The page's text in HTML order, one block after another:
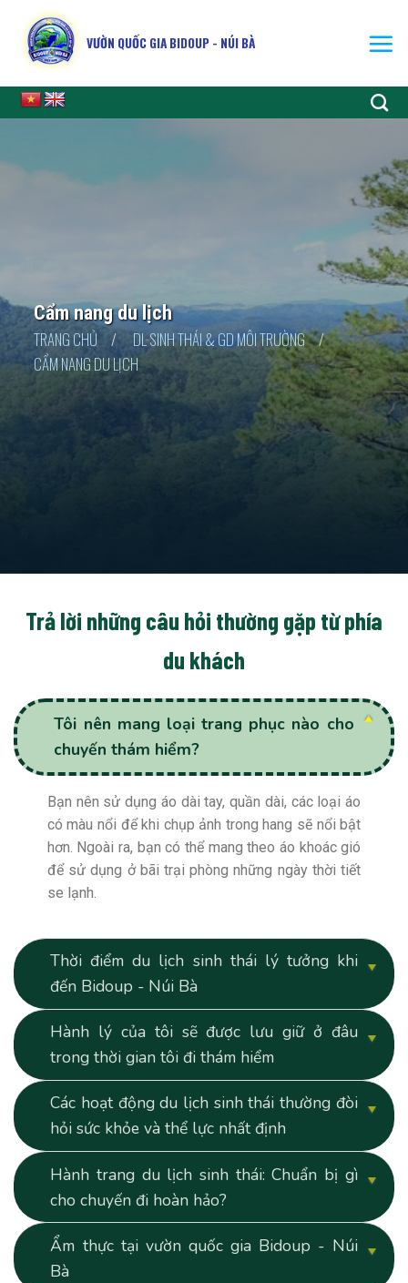
content
VƯỜN QUỐC GIA BIDOUP - NÚI BÀ
Cẩm nang du lịch
TRANG CHỦ
/ DL SINH THÁI & GD MÔI TRƯỜNG /
CẨM NANG DU LỊCH
Trả lời những câu hỏi thường gặp từ phía
du khách
Tôi nên mang loại trang phục nào cho
chuyến thám hiểm?
Bạn nên sử dụng áo dài tay, quần dài, các loại áo
có màu nổi để khi chụp ảnh trong hang sẽ nổi bật
hơn. Ngoài ra, bạn có thể mang theo áo khoác gió
để sử dụng ở bãi trại phòng những ngày thời tiết
se lạnh.
Thời điểm du lịch sinh thái lý tưởng khi
đến Bidoup - Núi Bà
Hành lý của tôi sẽ được lưu giữ ở đâu
trong thời gian tôi đi thám hiểm
Các hoạt động du lịch sinh thái thường đòi
hỏi sức khỏe và thể lực nhất định
Hành trang du lịch sinh thái: Chuẩn bị gì
cho chuyến đi hoàn hảo?
Ẩm thực tại vườn quốc gia Bidoup - Núi
Bà